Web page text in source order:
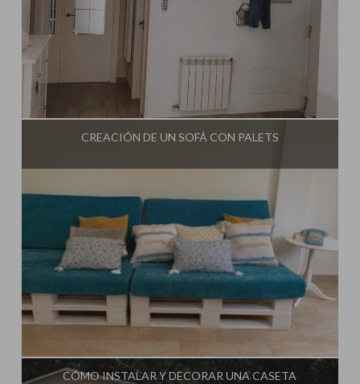
Influencer: Mimo de Mami
CREACIÓN DE UN SOFÁ CON PALETS
CÓMO INSTALAR Y DECORAR UNA CASETA